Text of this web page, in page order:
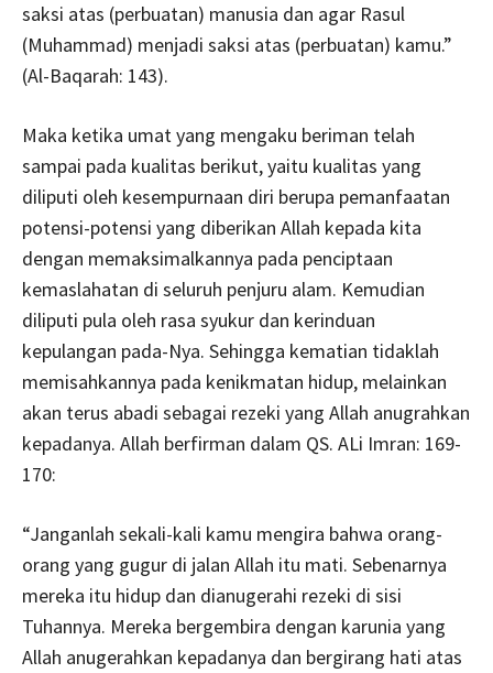
saksi atas (perbuatan) manusia dan agar Rasul
(Muhammad) menjadi saksi atas (perbuatan) kamu.”
(Al-Baqarah: 143).
Maka ketika umat yang mengaku beriman telah
sampai pada kualitas berikut, yaitu kualitas yang
diliputi oleh kesempurnaan diri berupa pemanfaatan
potensi-potensi yang diberikan Allah kepada kita
dengan memaksimalkannya pada penciptaan
kemaslahatan di seluruh penjuru alam. Kemudian
diliputi pula oleh rasa syukur dan kerinduan
kepulangan pada-Nya. Sehingga kematian tidaklah
memisahkannya pada kenikmatan hidup, melainkan
akan terus abadi sebagai rezeki yang Allah anugrahkan
kepadanya. Allah berfirman dalam QS. ALi Imran: 169-
170:
“Janganlah sekali-kali kamu mengira bahwa orang-
orang yang gugur di jalan Allah itu mati. Sebenarnya
mereka itu hidup dan dianugerahi rezeki di sisi
Tuhannya. Mereka bergembira dengan karunia yang
Allah anugerahkan kepadanya dan bergirang hati atas